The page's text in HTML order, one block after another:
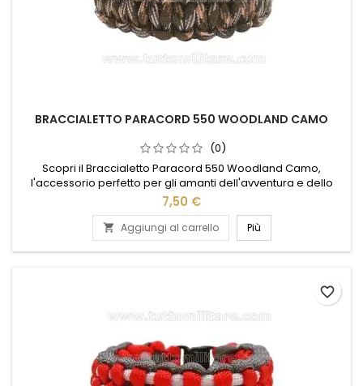
BRACCIALETTO PARACORD 550 WOODLAND CAMO
(0)
Scopri il Braccialetto Paracord 550 Woodland Camo,
l'accessorio perfetto per gli amanti dell'avventura e dello
stile. Realizzato con paracord di alta qualità, questo
braccialetto offre resistenza e versatilità in ogni situazione. Il
design mimetico woodland camo aggiunge un tocco di
carattere e si abbina facilmente a qualsiasi outfit outdoor.
Ideale per...
7,50 €
 Aggiungi al carrello Più
favorite_border